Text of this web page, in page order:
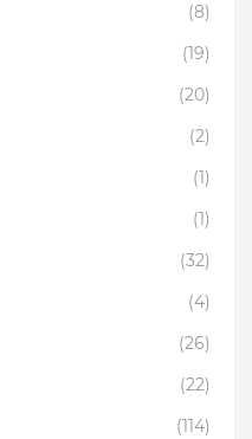
(8)
(19)
(20)
(2)
(1)
(1)
(32)
(4)
(26)
(22)
(114)